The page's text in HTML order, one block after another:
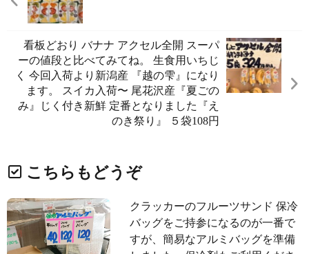
看板どおり️ バナナ アクセル全開️ スーパ
ーの値段と比べてみてね。 生食用いちじ
く 今回入荷より新潟産 『越の雫』になり
ます。 スイカ入荷〜 尾花沢産『夏ごの
み』じく付き新鮮️ 定番となりました『え
のき祭り』 ５袋108円
こちらもどうぞ
クラッカーのフルーツサンド 保冷
バッグをご持参になるのが一番で
すが、簡易なアルミバッグを準備